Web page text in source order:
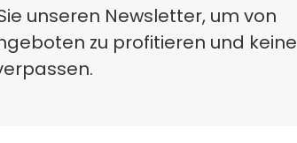
unseren Newsletter, um von
zu profitieren und keine